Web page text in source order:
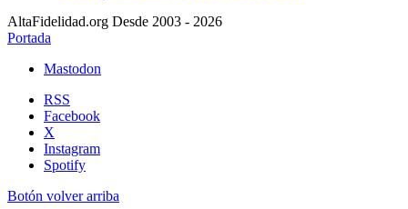
AltaFidelidad.org Desde 2003 - 2026
Portada
Mastodon
RSS
Facebook
X
Instagram
Spotify
Botón volver arriba